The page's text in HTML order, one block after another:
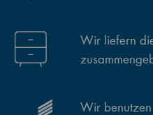
Wir liefern
Wir benutzen